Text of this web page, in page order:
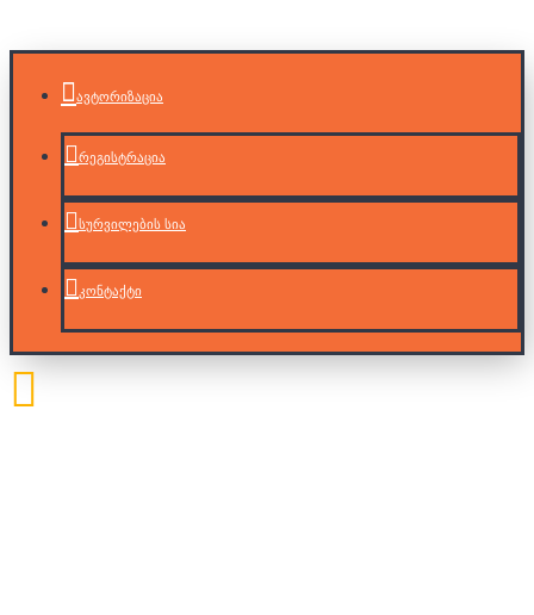
ავტორიზაცია
რეგისტრაცია
სურვილების სია
კონტაქტი